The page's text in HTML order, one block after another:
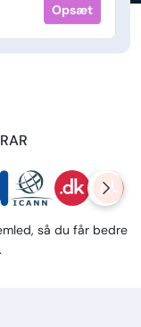
Opsæt
så du får bedre